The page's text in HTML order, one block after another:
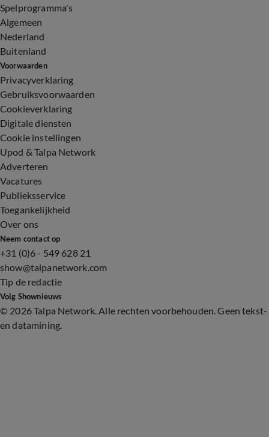
Spelprogramma's
Algemeen
Nederland
Buitenland
Voorwaarden
Privacyverklaring
Gebruiksvoorwaarden
Cookieverklaring
Digitale diensten
Cookie instellingen
Upod & Talpa Network
Adverteren
Vacatures
Publieksservice
Toegankelijkheid
Over ons
Neem contact op
+31 (0)6 - 549 628 21
show@talpanetwork.com
Tip de redactie
Volg Shownieuws
© 2026 Talpa Network. Alle rechten voorbehouden. Geen tekst-
en datamining.